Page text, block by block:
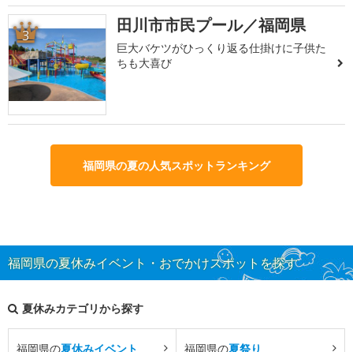
3 田川市市民プール／福岡県
巨大バケツがひっくり返る仕掛けに子供た
ちも大喜び
福岡県の夏の人気スポットランキング
福岡県の夏休みイベント・おでかけスポットを探す
夏休みカテゴリから探す
福岡県の夏休みイベント 福岡県の夏祭り